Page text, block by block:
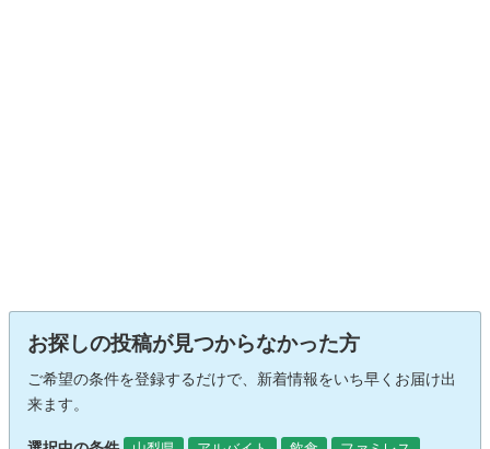
お探しの投稿が見つからなかった方
ご希望の条件を登録するだけで、新着情報をいち早くお届け出
来ます。